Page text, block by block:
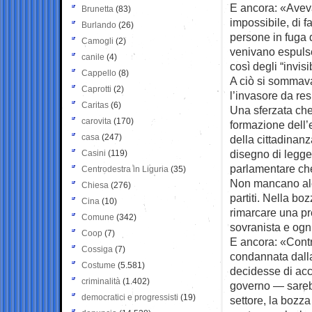
E ancora:
impossibile, di
persone in fuga
venivano
così degli
A ciò si
l’invasore da
Una sferzata
formazione
della
disegno di
parlamentare
Non mancano
partiti. Nella
rimarcare una
sovranista e
E ancora:
condannata
decidesse di
governo —
settore, la
Brunetta (83)
Burlando (26)
Camogli (2)
canile (4)
Cappello (8)
Caprotti (2)
Caritas (6)
carovita (170)
casa (247)
Casini (119)
Centrodestra in Liguria (35)
Chiesa (276)
Cina (10)
Comune (342)
Coop (7)
Cossiga (7)
Costume (5.581)
criminalità (1.402)
democratici e progressisti (19)